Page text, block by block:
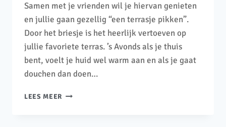
Samen met je vrienden wil je hiervan genieten
en jullie gaan gezellig “een terrasje pikken”.
Door het briesje is het heerlijk vertoeven op
jullie favoriete terras. ’s Avonds als je thuis
bent, voelt je huid wel warm aan en als je gaat
douchen dan doen…
LEES MEER